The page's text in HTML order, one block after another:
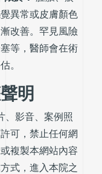
異常或皮膚顏色
改善。罕見風險
等，醫師會在術
。
明
、影音、案例照
可，禁止任何網
複製本網站內容
式，進入本院之